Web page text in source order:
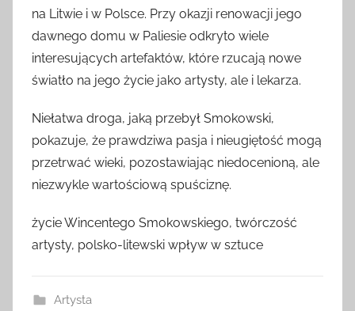
na Litwie i w Polsce. Przy okazji renowacji jego
dawnego domu w Paliesie odkryto wiele
interesujących artefaktów, które rzucają nowe
światło na jego życie jako artysty, ale i lekarza.
Niełatwa droga, jaką przebył Smokowski,
pokazuje, że prawdziwa pasja i nieugiętość mogą
przetrwać wieki, pozostawiając niedocenioną, ale
niezwykle wartościową spuściznę.
życie Wincentego Smokowskiego, twórczość
artysty, polsko-litewski wpływ w sztuce
Artysta